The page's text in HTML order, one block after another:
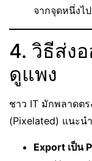
จากจุดหนึ่งไ
4. วิธีส่ง
ดูแพง
ชาว IT มักพลาดต
(Pixelated) แนะน
Export เป็น